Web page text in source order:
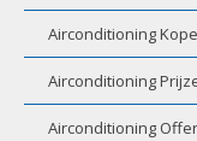
Airconditioning
Airconditioning
Airconditioning